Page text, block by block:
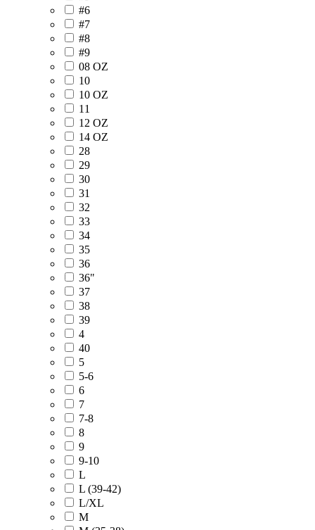
#6
#7
#8
#9
08 OZ
10
10 OZ
11
12 OZ
14 OZ
28
29
30
31
32
33
34
35
36
36"
37
38
39
4
40
5
5-6
6
7
7-8
8
9
9-10
L
L (39-42)
L/XL
M